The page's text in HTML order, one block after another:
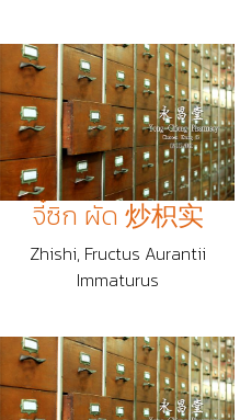
จี๋ซิก ผัด 炒枳实
Zhishi, Fructus Aurantii
Immaturus